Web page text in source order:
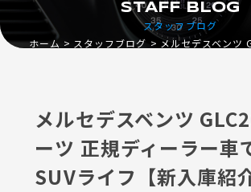
スタッフブログ
STAFF BLOG
ホーム スタッフブログ
メルセデスベンツ
ーツ 正規ディーラー車
SUVライフ【新入庫紹介